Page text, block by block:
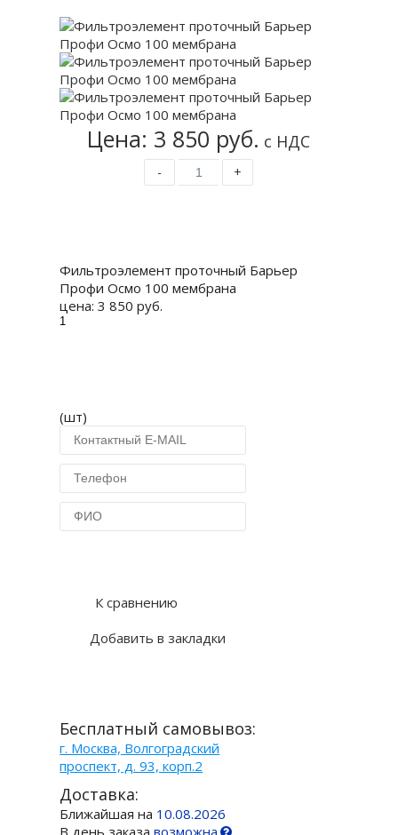
Цена: 3 850 руб. с НДС
- +
Фильтроэлемент проточный Барьер
Профи Осмо 100 мембрана
цена:3 850 руб.
(шт)
К сравнению
Добавить в закладки
Бесплатный самовывоз:
г. Москва, Волгоградский
проспект, д. 93, корп.2
Доставка:
Ближайшая на 10.08.2026
В день заказавозможна